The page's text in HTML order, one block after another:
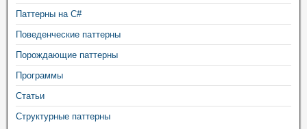
Паттерны на C#
Поведенческие паттерны
Порождающие паттерны
Программы
Статьи
Структурные паттерны